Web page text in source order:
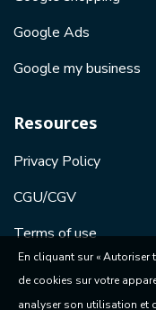
Google Ads
Google my business
Resources
Privacy Policy
CGU/CGV
Terms of use
En cliquant sur « Autoriser
de cookies sur votre
analyser son utilisation et